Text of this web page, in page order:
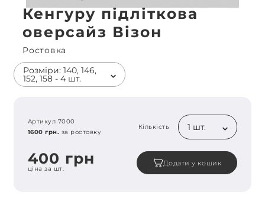
Кенгуру підліткова
оверсайз Візон
Ростовка
Розміри: 140, 146,
152, 158 - 4 шт.
Артикул 7000
1600 грн. за ростовку
Кількість 1 шт.
400 грн
ціна за шт.
Додати у кошик